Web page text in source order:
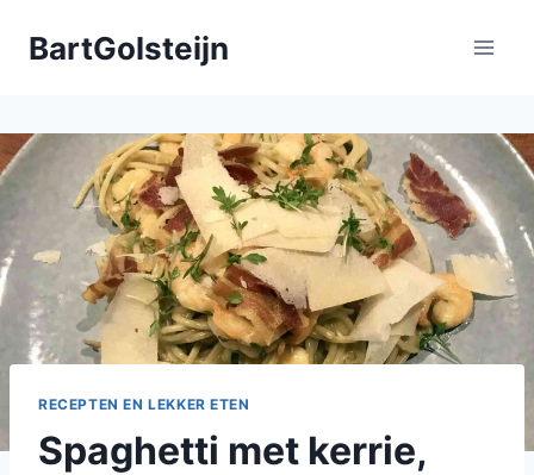
naarBartGolsteijn
RECEPTEN EN LEKKER ETEN
Spaghetti met kerrie,